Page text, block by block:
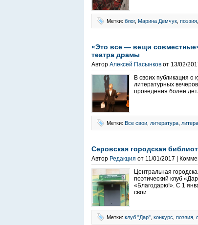
Метки: блог, Марина Демчук поэзия
«Это все — вещи
театра драмы
Автор Алексей Пасынков от 13/02/
В своих публикация о
литературных
проведения более
Метки: Все свои литература
Серовская городская
Автор Редакция от 11/01/2017 |
Центральная
поэтический клуб
«Благодарю!». С 1
свои...
Метки: клуб "Дар" конкурс поэзия